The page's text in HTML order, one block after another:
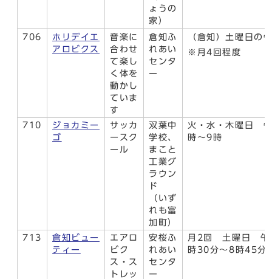
ょうの
家）
706
ホリデイエ
アロビクス
音楽に
合わせ
て楽し
く体を
動かし
ていま
す
倉知ふ
れあい
センタ
ー
（倉知）土曜日の
※月4回程度
710
ジョカミー
ゴ
サッカ
ースク
ール
双葉中
学校、
まこと
工業グ
ラウン
ド
（いず
れも富
加町）
火・水・木曜日
時～9時
713
倉知ビュー
ティー
エアロ
ビク
ス・ス
トレッ
安桜ふ
れあい
センタ
ー
月2回 土曜日 午
時30分～8時45分